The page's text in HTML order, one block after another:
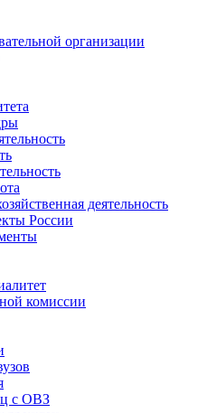
организации
деятельность
России
комиссии
с ОВЗ